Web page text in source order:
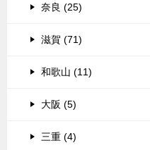
奈良 (25)
滋賀 (71)
和歌山 (11)
大阪 (5)
三重 (4)